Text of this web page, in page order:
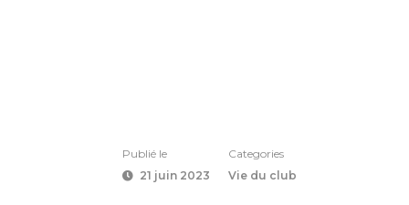
Publié le
21 juin 2023
Categories
Vie du club